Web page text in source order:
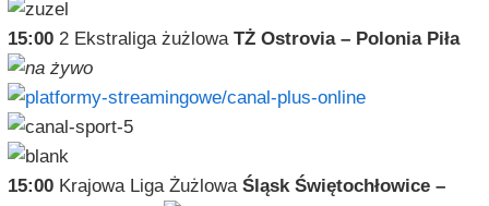
15:002 Ekstraliga żużlowa TŻ Ostrovia – Polonia Piła
15:00Krajowa Liga Żużlowa Śląsk Świętochłowice –